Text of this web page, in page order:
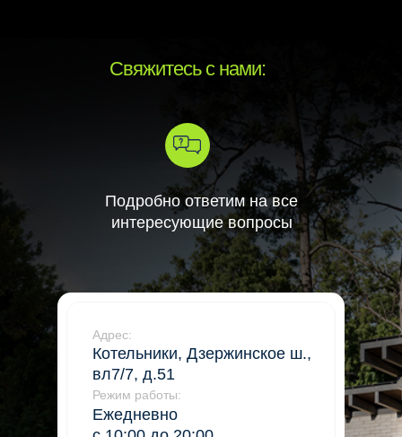
Свяжитесь с нами:
Адрес:
Котельники, Дзержинское ш.,
вл7/7, д.51
Режим работы:
Ежедневно
Подробно ответим на все
интересующие вопросы